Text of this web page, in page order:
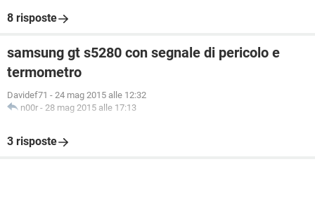
8 risposte
samsung gt s5280 con segnale di pericolo e
termometro
Davidef71 - 24 mag 2015 alle 12:32
n00r - 28 mag 2015 alle 17:13
3 risposte